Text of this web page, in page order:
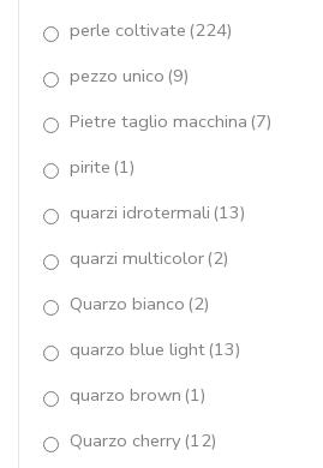
perle coltivate (224)
pezzo unico (9)
Pietre taglio macchina (7)
pirite (1)
quarzi idrotermali (13)
quarzi multicolor (2)
Quarzo bianco (2)
quarzo blue light (13)
quarzo brown (1)
Quarzo cherry (12)